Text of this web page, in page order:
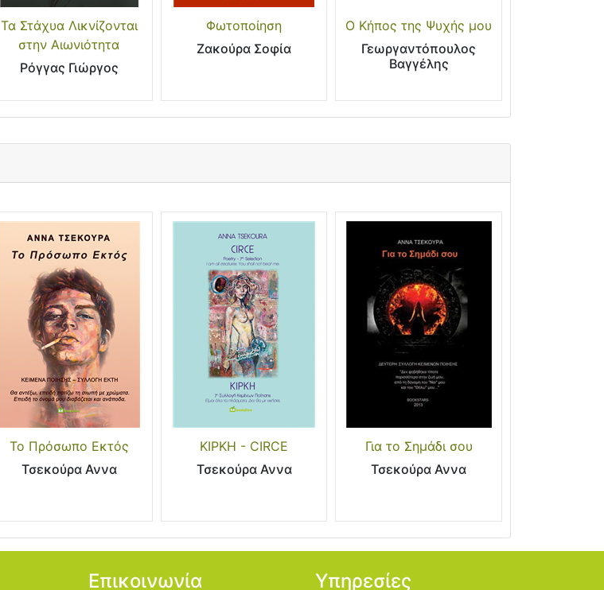
Τα Στάχυα Λικνίζονται
στην Αιωνιότητα
Ρόγγας Γιώργος
Φωτοποίηση
Ζακούρα Σοφία
Ο Κήπος της Ψυχής μου
Γεωργαντόπουλος
Βαγγέλης
Το Πρόσωπο Εκτός
Τσεκούρα Αννα
ΚΙΡΚΗ - CIRCE
Τσεκούρα Αννα
Για το Σημάδι σου
Τσεκούρα Αννα
Επικοινωνία Υπηρεσίες